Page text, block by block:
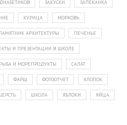
ЗАКУСКИ ЗАПЕКАНКА
КУРИЦА МОРКОВЬ
АРХИТЕКТУРЫ ПЕЧЕНЬЕ
И ПРЕЗЕНТАЦИИ В ШКОЛЕ
РЫБА И МОРЕПРОДУКТЫ САЛАТ
ФАРШ ФОТООТЧЕТ ХЛОПОК
ШКОЛА ЯБЛОКИ ЯЙЦА